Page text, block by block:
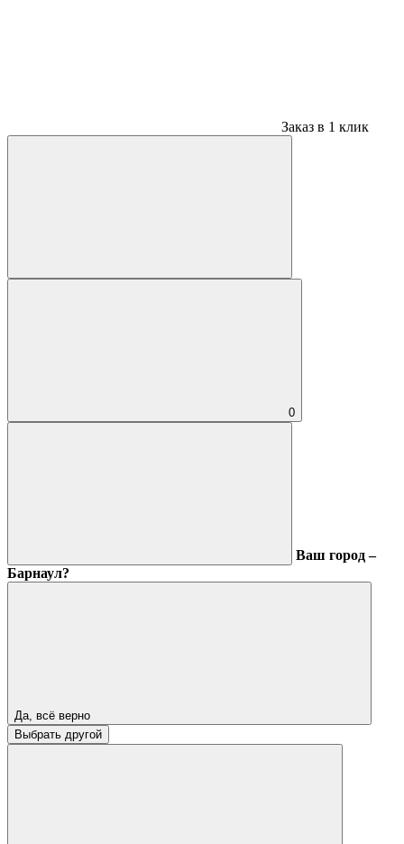
Заказ в 1 клик
0
Ваш город –
Барнаул?
Да, всё верно
Выбрать другой